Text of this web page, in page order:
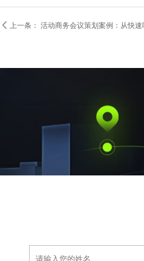
 上一条： 活动商务会议策划案例：从快